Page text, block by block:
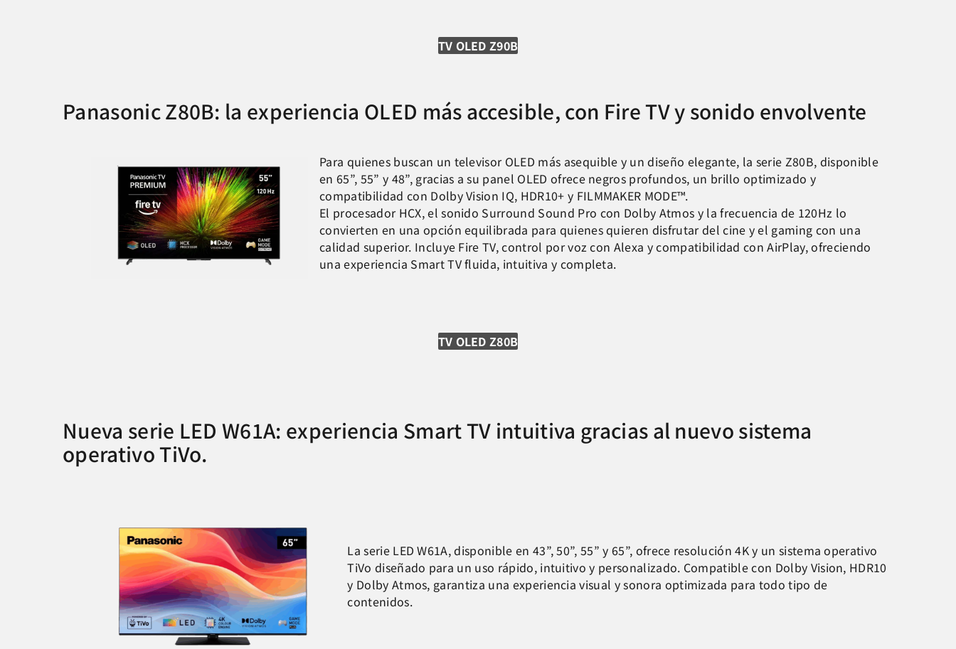
TV OLED Z90B
Panasonic Z80B: la experiencia OLED más accesible, con Fire TV y sonido envolvente
Para quienes buscan un televisor OLED más asequible y un diseño elegante, la serie Z80B, disponible
en 65”, 55” y 48”, gracias a su panel OLED ofrece negros profundos, un brillo optimizado y
compatibilidad con Dolby Vision IQ, HDR10+ y FILMMAKER MODE™.
El procesador HCX, el sonido Surround Sound Pro con Dolby Atmos y la frecuencia de 120Hz lo
convierten en una opción equilibrada para quienes quieren disfrutar del cine y el gaming con una
calidad superior. Incluye Fire TV, control por voz con Alexa y compatibilidad con AirPlay, ofreciendo
una experiencia Smart TV fluida, intuitiva y completa.
TV OLED Z80B
Nueva serie LED W61A: experiencia Smart TV intuitiva gracias al nuevo sistema
operativo TiVo.
La serie LED W61A, disponible en 43”, 50”, 55” y 65”, ofrece resolución 4K y un sistema operativo
TiVo diseñado para un uso rápido, intuitivo y personalizado. Compatible con Dolby Vision, HDR10
y Dolby Atmos, garantiza una experiencia visual y sonora optimizada para todo tipo de
contenidos.